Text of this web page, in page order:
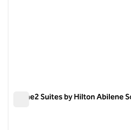
Home2 Suites by Hilton Abilene